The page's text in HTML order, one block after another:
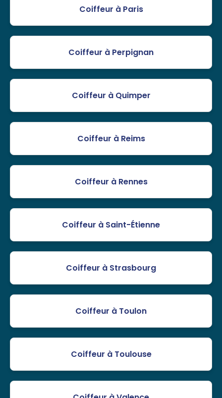
Coiffeur à Paris
Coiffeur à Perpignan
Coiffeur à Quimper
Coiffeur à Reims
Coiffeur à Rennes
Coiffeur à Saint-Étienne
Coiffeur à Strasbourg
Coiffeur à Toulon
Coiffeur à Toulouse